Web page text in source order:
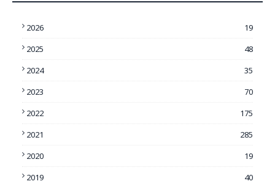
2026
19
2025
48
2024
35
2023
70
2022
175
2021
285
2020
19
2019
40